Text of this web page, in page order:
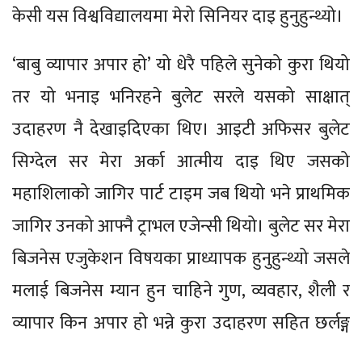
केसी यस विश्वविद्यालयमा मेरो सिनियर दाइ हुनुहुन्थ्यो।
‘बाबु व्यापार अपार हो’ यो धेरै पहिले सुनेको कुरा थियो
तर यो भनाइ भनिरहने बुलेट सरले यसको साक्षात्
उदाहरण नै देखाइदिएका थिए। आइटी अफिसर बुलेट
सिग्देल सर मेरा अर्का आत्मीय दाइ थिए जसको
महाशिलाको जागिर पार्ट टाइम जब थियो भने प्राथमिक
जागिर उनको आफ्नै ट्राभल एजेन्सी थियो। बुलेट सर मेरा
बिजनेस एजुकेशन विषयका प्राध्यापक हुनुहुन्थ्यो जसले
मलाई बिजनेस म्यान हुन चाहिने गुण, व्यवहार, शैली र
व्यापार किन अपार हो भन्ने कुरा उदाहरण सहित छर्लङ्ग